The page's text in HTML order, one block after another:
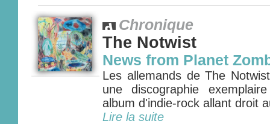
Chronique
The Notwist
News from Planet
Les allemands de The
une discographie
album d'indie-rock allant droit
Lire la suite